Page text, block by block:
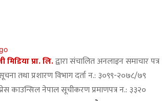
मिडिया प्रा. लि.द्वारा संचालित अनलाइन समाचार पत्र
तथा प्रशारण विभाग दर्ता न.: ३०९९-२०७८/७९
काउन्सिल नेपाल सूचीकरण प्रमाणपत्र न.: ३३२०